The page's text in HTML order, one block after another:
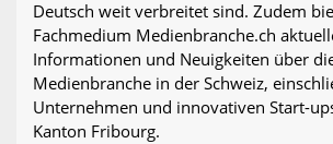
Deutsch weit verbreitet sind. Zudem
Fachmedium Medienbranche.ch
Informationen und Neuigkeiten über
Medienbranche in der Schweiz,
Unternehmen und innovativen Start-
Kanton Fribourg.